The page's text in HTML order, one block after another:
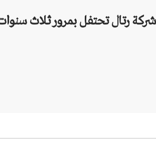
شركة رتال تحتفل بمرور ثلاث